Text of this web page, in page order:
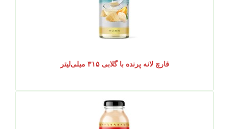
قارچ لانه پرنده با گلابی ۳۱۵ میلی‌لیتر